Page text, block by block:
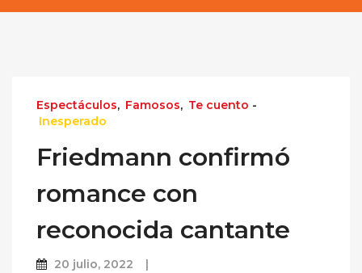
Espectáculos, Famosos, Te cuento -
Inesperado
Friedmann confirmó
romance con
reconocida cantante
20 julio, 2022